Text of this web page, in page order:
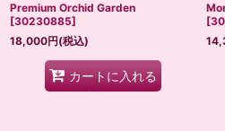
Premium Orchid Garden
[30230885]
18,000円(税込)
カートに入れる
[